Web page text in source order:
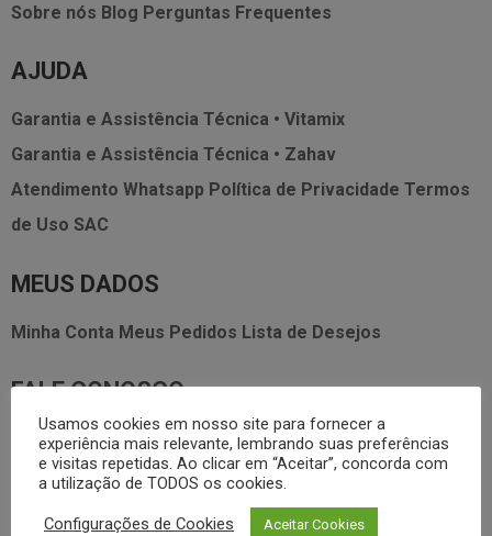
Sobre nós Blog Perguntas Frequentes
AJUDA
Garantia e Assistência Técnica • Vitamix
Garantia e Assistência Técnica • Zahav
Atendimento Whatsapp Política de Privacidade Termos
de Uso SAC
MEUS DADOS
Minha Conta Meus Pedidos Lista de Desejos
FALE CONOSCO
3338.2628
foodservice@dayhome.com.br
Atendimento Whatsapp
VISITE NOSSO SHOWRROM:
Usamos cookies em nosso site para fornecer a
experiência mais relevante, lembrando suas preferências
e visitas repetidas. Ao clicar em “Aceitar”, concorda com
a utilização de TODOS os cookies.
Configurações de Cookies Aceitar Cookies